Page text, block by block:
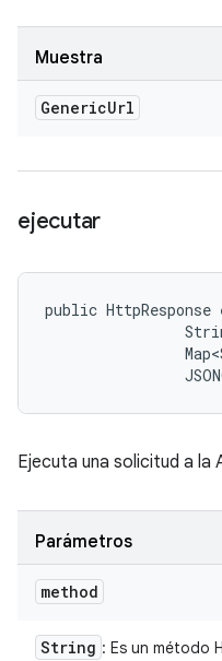
Muestra
GenericUrl
ejecutar
public
Ejecuta una solicitud a la
Parámetros
method
String : Es un método